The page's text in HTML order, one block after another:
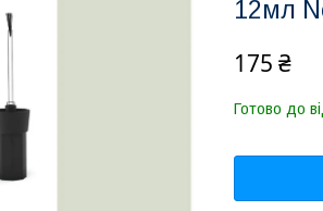
12мл
175 ₴
Готово до